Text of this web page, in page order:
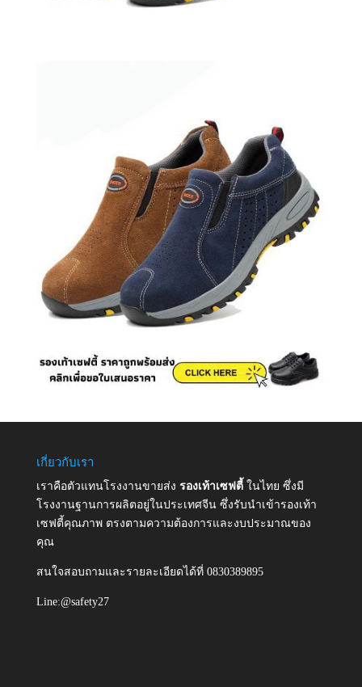
เกี่ยวกับเรา
เราคือตัวแทนโรงงานขายส่ง รองเท้าเซฟตี้ ในไทย ซึ่งมี
โรงงานฐานการผลิตอยู่ในประเทศจีน ซึ่งรับนำเข้ารองเท้า
เซฟตี้คุณภาพ ตรงตามความต้องการและงบประมาณของ
คุณ
สนใจสอบถามและรายละเอียดได้ที่ 0830389895
Line:@safety27